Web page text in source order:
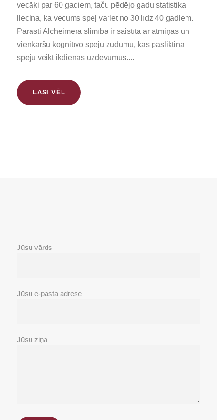
vecāki par 60 gadiem, taču pēdējo gadu statistika
liecina, ka vecums spēj variēt no 30 līdz 40 gadiem.
Parasti Alcheimera slimība ir saistīta ar atmiņas un
vienkāršu kognitīvo spēju zudumu, kas pasliktina
spēju veikt ikdienas uzdevumus....
LASI VĒL
Jūsu vārds
Jūsu e-pasta adrese
Jūsu ziņa